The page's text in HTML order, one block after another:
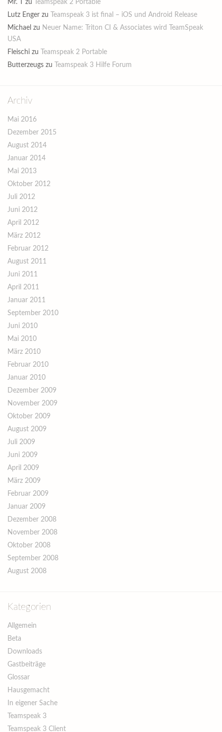
Mr. T zu
Teamspeak 2 Portable
Lutz Enger zu
Teamspeak 3 ist final – iOS und Android Release
Michael zu Neuer Name: Triton CI & Associates wird TeamSpeak
USA
Fleischi zu
Teamspeak 2 Portable
Butterzeugs zu Teamspeak 3 Hilfe Forum
Archiv
Mai 2016
Dezember 2015
August 2014
Januar 2014
Mai 2013
Oktober 2012
Juli 2012
Juni 2012
April 2012
März 2012
Februar 2012
August 2011
Juni 2011
April 2011
Januar 2011
September 2010
Juni 2010
Mai 2010
März 2010
Februar 2010
Januar 2010
Dezember 2009
November 2009
Oktober 2009
August 2009
Juli 2009
Juni 2009
April 2009
März 2009
Februar 2009
Januar 2009
Dezember 2008
November 2008
Oktober 2008
September 2008
August 2008
Kategorien
Allgemein
Beta
Downloads
Gastbeiträge
Glossar
Hausgemacht
In eigener Sache
Teamspeak 3
Teamspeak 3 Client